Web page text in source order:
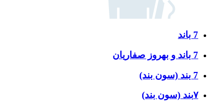
7 باند
7 باند و بهروز صفاریان
7 بند (سون بند)
۷بند (سون بند)